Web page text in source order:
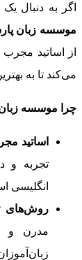
اگر به دنبال
موسسه زبان
از اساتید
می‌کند تا به
چرا موسسه زبان
اساتید
تجربه و
انگلیسی
روش‌های
مدرن و